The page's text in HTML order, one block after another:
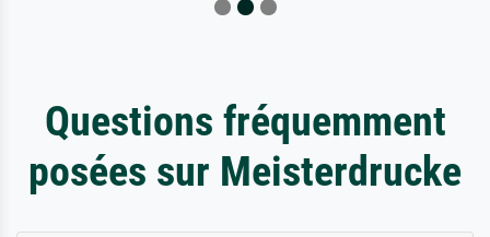
Questions fréquemment
posées sur Meisterdrucke